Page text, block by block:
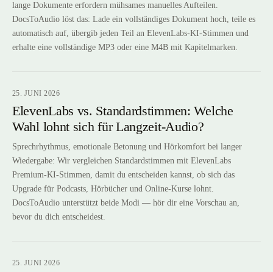
lange Dokumente erfordern mühsames manuelles Aufteilen.
DocsToAudio löst das: Lade ein vollständiges Dokument hoch, teile es
automatisch auf, übergib jeden Teil an ElevenLabs-KI-Stimmen und
erhalte eine vollständige MP3 oder eine M4B mit Kapitelmarken.
25. JUNI 2026
ElevenLabs vs. Standardstimmen: Welche
Wahl lohnt sich für Langzeit-Audio?
Sprechrhythmus, emotionale Betonung und Hörkomfort bei langer
Wiedergabe: Wir vergleichen Standardstimmen mit ElevenLabs
Premium-KI-Stimmen, damit du entscheiden kannst, ob sich das
Upgrade für Podcasts, Hörbücher und Online-Kurse lohnt.
DocsToAudio unterstützt beide Modi — hör dir eine Vorschau an,
bevor du dich entscheidest.
25. JUNI 2026